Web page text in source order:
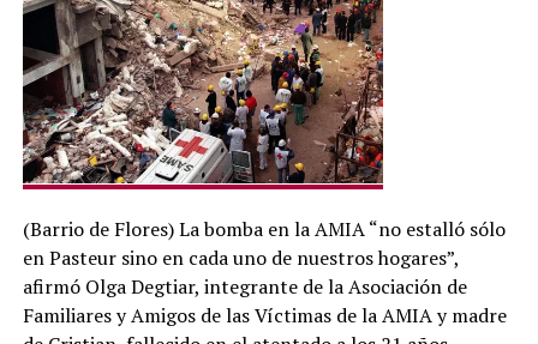
(Barrio de Flores) La bomba en la AMIA “no estalló sólo
en Pasteur sino en cada uno de nuestros hogares”,
afirmó Olga Degtiar, integrante de la Asociación de
Familiares y Amigos de las Víctimas de la AMIA y madre